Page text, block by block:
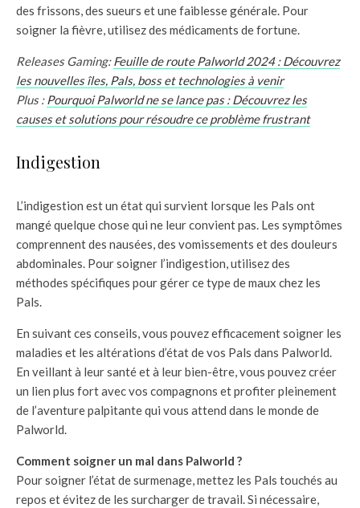
des frissons, des sueurs et une faiblesse générale. Pour
soigner la fièvre, utilisez des médicaments de fortune.
Releases Gaming:Feuille de route Palworld 2024 : Découvrez
les nouvelles îles, Pals, boss et technologies à venir
Plus :Pourquoi Palworld ne se lance pas : Découvrez les
causes et solutions pour résoudre ce problème frustrant
Indigestion
L’indigestion est un état qui survient lorsque les Pals ont
mangé quelque chose qui ne leur convient pas. Les symptômes
comprennent des nausées, des vomissements et des douleurs
abdominales. Pour soigner l’indigestion, utilisez des
méthodes spécifiques pour gérer ce type de maux chez les
Pals.
En suivant ces conseils, vous pouvez efficacement soigner les
maladies et les altérations d’état de vos Pals dans Palworld.
En veillant à leur santé et à leur bien-être, vous pouvez créer
un lien plus fort avec vos compagnons et profiter pleinement
de l’aventure palpitante qui vous attend dans le monde de
Palworld.
Comment soigner un mal dans Palworld ?
Pour soigner l’état de surmenage, mettez les Pals touchés au
repos et évitez de les surcharger de travail. Si nécessaire,